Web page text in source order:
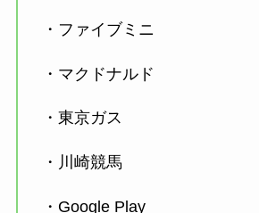
・ファイブミニ
・マクドナルド
・東京ガス
・川崎競馬
・Google Play